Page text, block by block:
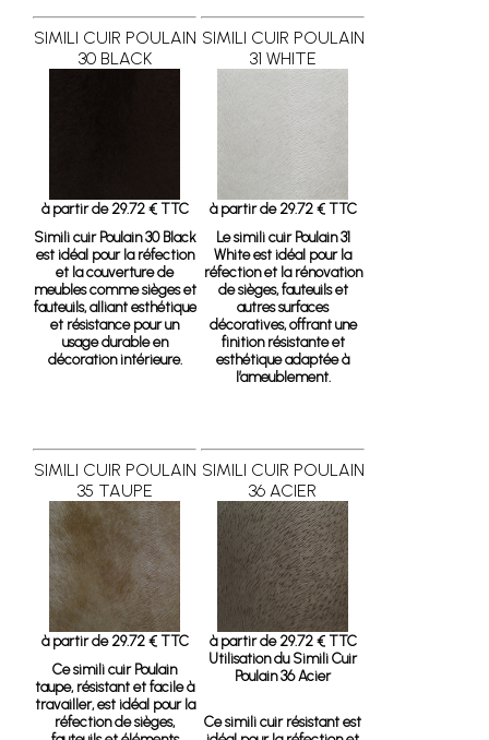
SIMILI CUIR POULAIN
30 BLACK
à partir de 29.72 € TTC
Simili cuir Poulain 30 Black
est idéal pour la réfection
et la couverture de
meubles comme sièges et
fauteuils, alliant esthétique
et résistance pour un
usage durable en
décoration intérieure.
SIMILI CUIR POULAIN
31 WHITE
à partir de 29.72 € TTC
Le simili cuir Poulain 31
White est idéal pour la
réfection et la rénovation
de sièges, fauteuils et
autres surfaces
décoratives, offrant une
finition résistante et
esthétique adaptée à
l’ameublement.
SIMILI CUIR POULAIN
35 TAUPE
à partir de 29.72 € TTC
Ce simili cuir Poulain
taupe, résistant et facile à
travailler, est idéal pour la
réfection de sièges,
SIMILI CUIR POULAIN
36 ACIER
à partir de 29.72 € TTC
Utilisation du Simili Cuir
Poulain 36 Acier
Ce simili cuir résistant est